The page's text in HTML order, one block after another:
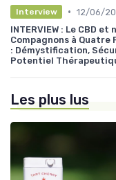
Interview • 12/06/
INTERVIEW : Le CBD et
Compagnons à Quatre
: Démystification,
Potentiel
Les plus lus